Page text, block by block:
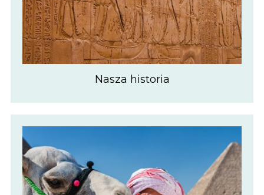
Nasza historia